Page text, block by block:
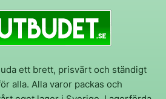
ett brett, prisvärt och ständigt
alla. Alla varor packas och